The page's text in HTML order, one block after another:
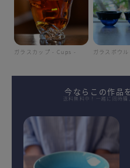
ガラスカップ - Cups - ガラスボウ
今ならこの作品
送料無料中！一緒に同時